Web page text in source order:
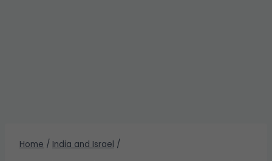
Home / India and Israel /